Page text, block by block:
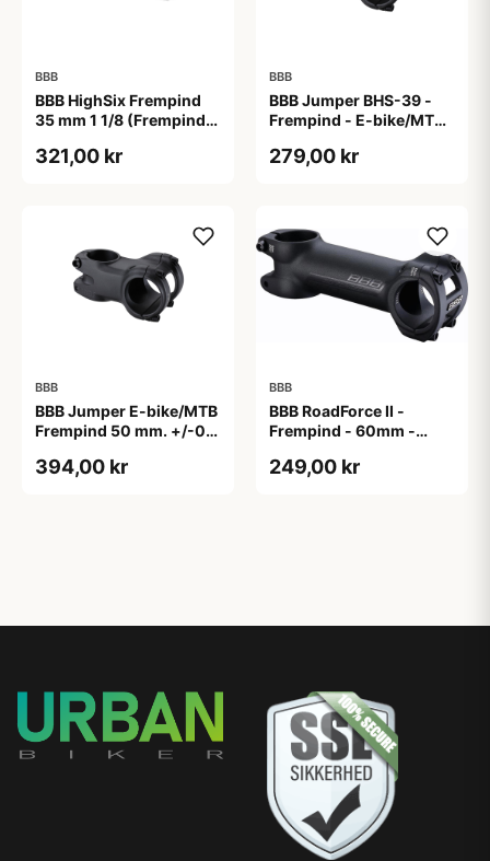
BBB
BBB HighSix Frempind
35 mm 1 1/8 (Frempind
321,00 kr
BBB
BBB Jumper BHS-39 -
Frempind - E-bike/MTB -
279,00 kr
BBB
BBB Jumper E-bike/MTB
Frempind 50 mm. +/-0
394,00 kr
BBB
BBB RoadForce II -
Frempind - 60mm -
249,00 kr